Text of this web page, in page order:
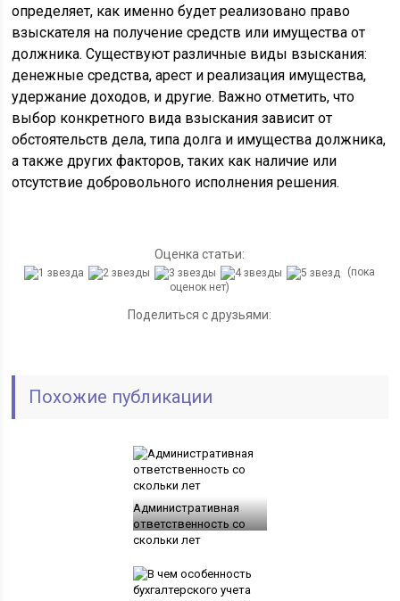
определяет, как именно будет реализовано право
взыскателя на получение средств или имущества от
должника. Существуют различные виды взыскания:
денежные средства, арест и реализация имущества,
удержание доходов, и другие. Важно отметить, что
выбор конкретного вида взыскания зависит от
обстоятельств дела, типа долга и имущества должника,
а также других факторов, таких как наличие или
отсутствие добровольного исполнения решения.
Оценка статьи:
(пока
оценок нет)
Поделиться с друзьями:
Похожие публикации
Административная
ответственность со
скольки лет